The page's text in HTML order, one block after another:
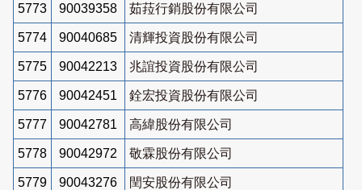
5773 90039358 茹菈行銷股份有限公司
5774 90040685 清輝投資股份有限公司
5775 90042213 兆誼投資股份有限公司
5776 90042451 銓宏投資股份有限公司
5777 90042781 高緯股份有限公司
5778 90042972 敬霖股份有限公司
5779 90043276 閏安股份有限公司